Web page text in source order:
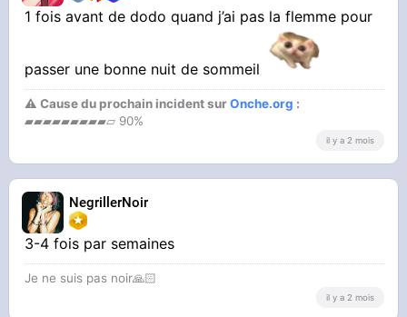
1 fois avant de dodo quand j’ai pas la flemme pour
passer une bonne nuit de sommeil
⚠ Cause du prochain incident surOnche.org :
▰▰▰▰▰▰▰▰▰▱ 90%
il y a 2 mois
NegrillerNoir
3-4 fois par semaines
Je ne suis pas noir🙏🏻
il y a 2 mois